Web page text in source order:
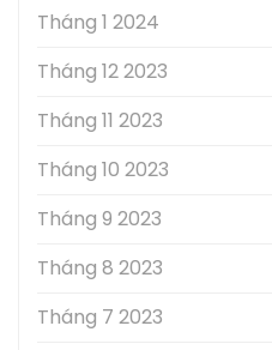
Tháng 1 2024
Tháng 12 2023
Tháng 11 2023
Tháng 10 2023
Tháng 9 2023
Tháng 8 2023
Tháng 7 2023